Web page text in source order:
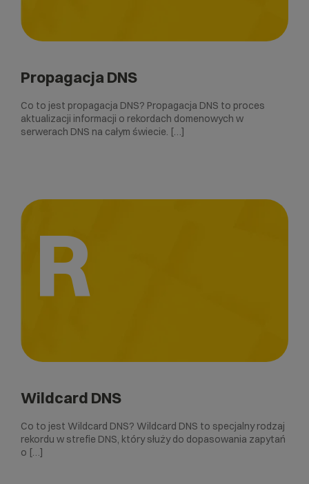
Propagacja DNS
Co to jest propagacja DNS? Propagacja DNS to proces
aktualizacji informacji o rekordach domenowych w
serwerach DNS na całym świecie. […]
R
Wildcard DNS
Co to jest Wildcard DNS? Wildcard DNS to specjalny rodzaj
rekordu w strefie DNS, który służy do dopasowania zapytań
o […]